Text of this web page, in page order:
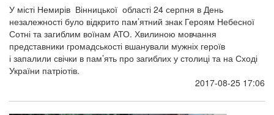
У місті Немирів Вінницької області 24 серпня в День
незалежності було відкрито пам’ятний знак Героям Небесної
Сотні та загиблим воїнам АТО. Хвилиною мовчання
представники громадськості вшанували мужніх героїв
і запалили свічки в пам’ять про загиблих у столиці та на Сході
України патріотів.
2017-08-25 17:06